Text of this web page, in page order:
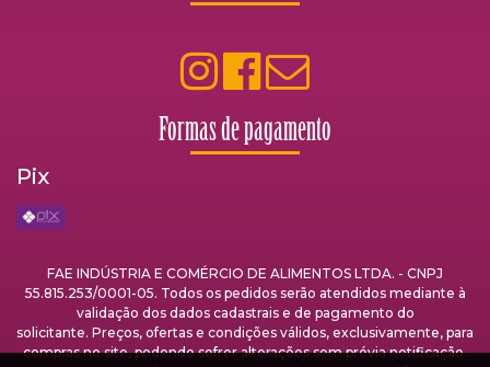
Formas de pagamento
Pix
FAE INDÚSTRIA E COMÉRCIO DE ALIMENTOS LTDA. - CNPJ
55.815.253/0001-05. Todos os pedidos serão atendidos mediante à
validação dos dados cadastrais e de pagamento do
solicitante. Preços, ofertas e condições válidos, exclusivamente, para
compras no site, podendo sofrer alterações sem prévia notificação.